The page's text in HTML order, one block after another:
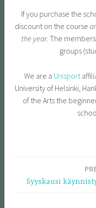
If you purchase the
discount on the course
the year. The
groups
We are a Unisport
University of Helsinki,
of the Arts the
navigation
Syyskausi